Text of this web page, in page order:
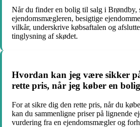
Når du finder en bolig til salg i Brøndby,
ejendomsmægleren, besigtige
vilkår, underskrive købsaftalen og
tinglysning af skødet.
Hvordan kan jeg være sikker
rette pris, når jeg køber en
For at sikre dig den rette pris, når du
kan du sammenligne priser på lignende
vurdering fra en ejendomsmægler og